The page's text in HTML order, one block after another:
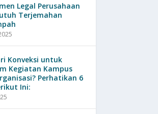
Legal Perusahaan
Terjemahan
Konveksi untuk
Kegiatan Kampus
Perhatikan 6
Ini: